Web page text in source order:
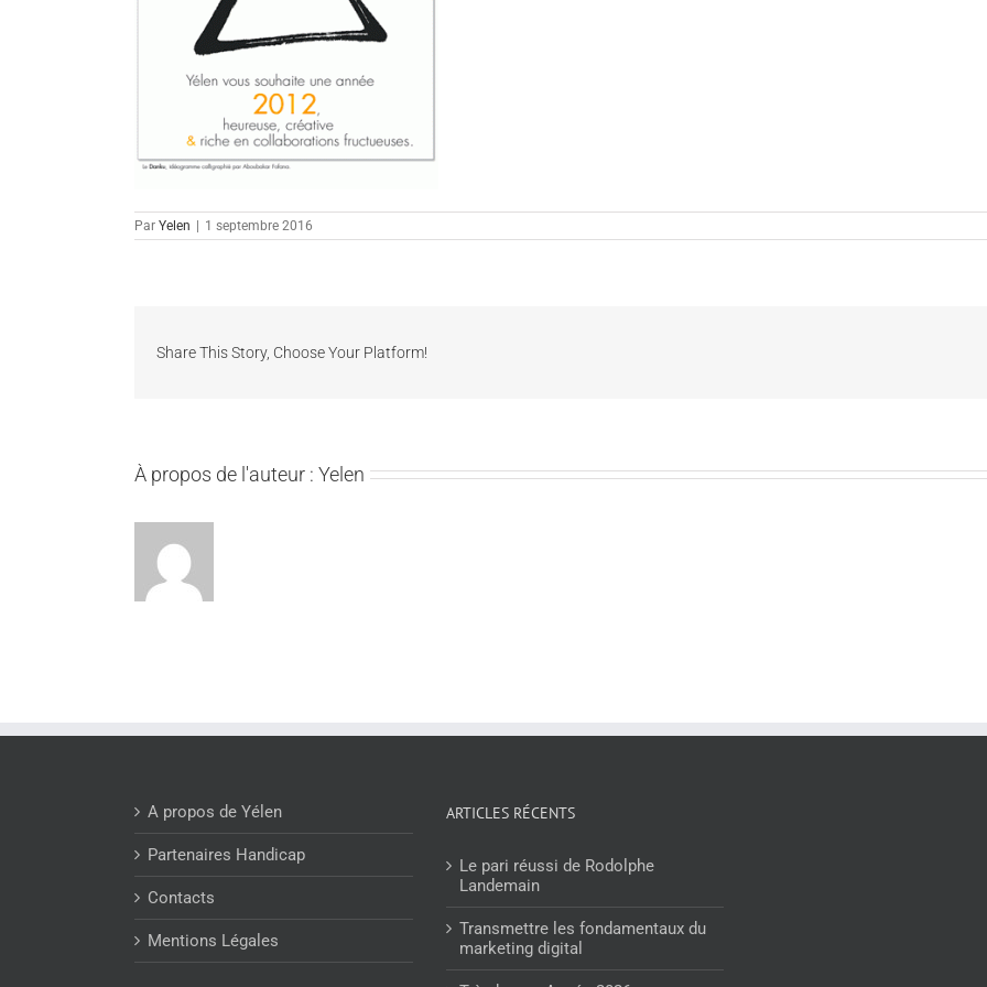
Par Yelen 1 septembre 2016
Share This Story, Choose Your Platform!
À propos de l'auteur : Yelen
A propos de Yélen
Partenaires Handicap
Contacts
Mentions Légales
ARTICLES RÉCENTS
Le pari réussi de Rodolphe
Landemain
Transmettre les fondamentaux du
marketing digital